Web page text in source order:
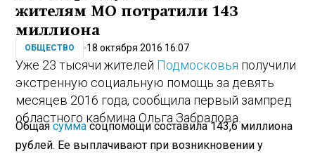
жителям МО потратили 143
миллиона
ОБЩЕСТВО 18 октября 2016 16:07
Уже 23 тысячи жителей Подмосковья получили
экстренную социальную помощь за девять
месяцев 2016 года, сообщила первый зампред
областного кабмина Ольга Забралова.
Общаясуммасоцпомощи составила 143,6 миллиона
рублей. Ее выплачивают при возникновении у